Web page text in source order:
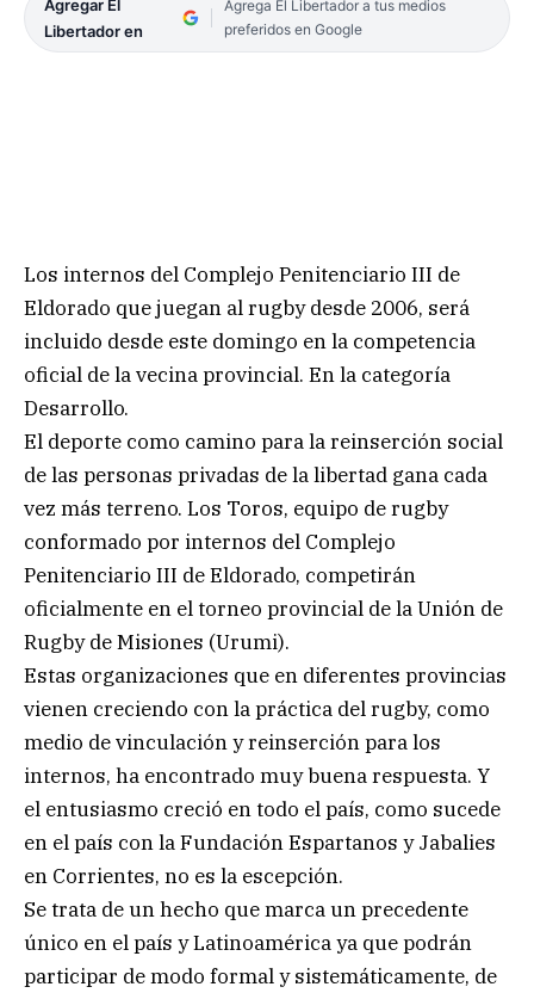
Agregar El
Libertador en
Agrega El Libertador a tus medios
preferidos en Google
Los internos del Complejo Penitenciario III de
Eldorado que juegan al rugby desde 2006, será
incluido desde este domingo en la competencia
oficial de la vecina provincial. En la categoría
Desarrollo.
El deporte como camino para la reinserción social
de las personas privadas de la libertad gana cada
vez más terreno. Los Toros, equipo de rugby
conformado por internos del Complejo
Penitenciario III de Eldorado, competirán
oficialmente en el torneo provincial de la Unión de
Rugby de Misiones (Urumi).
Estas organizaciones que en diferentes provincias
vienen creciendo con la práctica del rugby, como
medio de vinculación y reinserción para los
internos, ha encontrado muy buena respuesta. Y
el entusiasmo creció en todo el país, como sucede
en el país con la Fundación Espartanos y Jabalies
en Corrientes, no es la escepción.
Se trata de un hecho que marca un precedente
único en el país y Latinoamérica ya que podrán
participar de modo formal y sistemáticamente, de